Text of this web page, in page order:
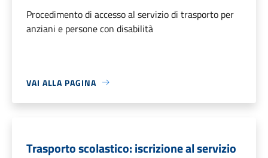
Procedimento di accesso al servizio di trasporto per
anziani e persone con disabilità
VAI ALLA PAGINA
Trasporto scolastico: iscrizione al servizio